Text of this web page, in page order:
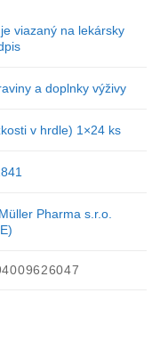
viazaný na lekársky
a doplnky výživy
v hrdle) 1×24 ks
Pharma s.r.o.